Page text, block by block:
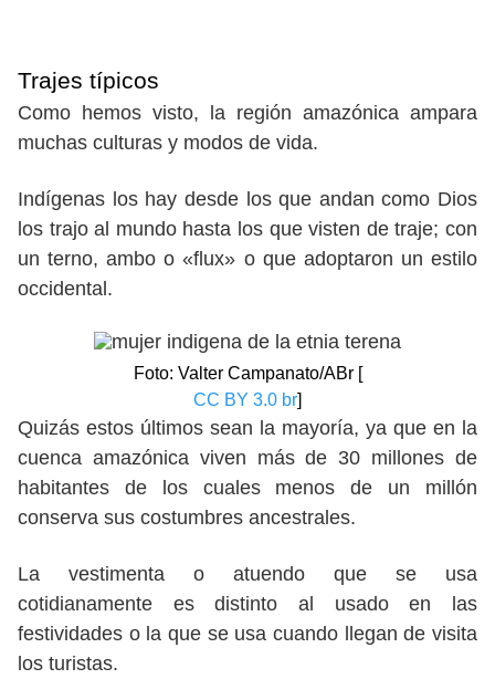
Trajes típicos
Como hemos visto, la región amazónica ampara
muchas culturas y modos de vida.
Indígenas los hay desde los que andan como Dios
los trajo al mundo hasta los que visten de traje; con
un terno, ambo o «flux» o que adoptaron un estilo
occidental.
Foto: Valter Campanato/ABr [
CC BY 3.0 br]
Quizás estos últimos sean la mayoría, ya que en la
cuenca amazónica viven más de 30 millones de
habitantes de los cuales menos de un millón
conserva sus costumbres ancestrales.
La vestimenta o atuendo que se usa
cotidianamente es distinto al usado en las
festividades o la que se usa cuando llegan de visita
los turistas.